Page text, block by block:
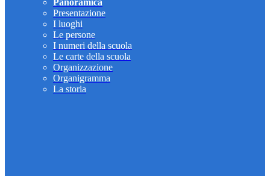
Panoramica
Presentazione
I luoghi
Le persone
I numeri della scuola
Le carte della scuola
Organizzazione
Organigramma
La storia